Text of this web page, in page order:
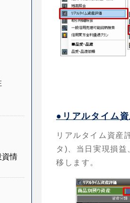
資情
●リアルタイム
リアルタイム資産
タ)、当日実現損
移します。